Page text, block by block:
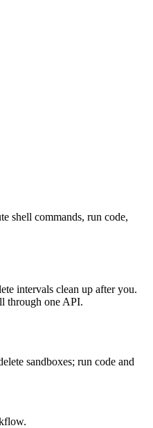
shell commands, run code,
intervals clean up after you.
through one API.
sandboxes; run code and